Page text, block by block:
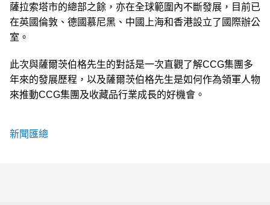
薩拉索塔市的總部之餘，亦在全球範圍內不斷發展，目前已
在英國倫敦、德國慕尼黑、中國上海和香港設立了國際辦公
室。
此次與薩爾茨伯格先生的對話是一次直觀了解CCG集團多
年來的發展歷程，以及薩爾茨伯格先生是如何作為領軍人物
來推動CCG集團及收藏品行業成長的好機會。
新聞匯總